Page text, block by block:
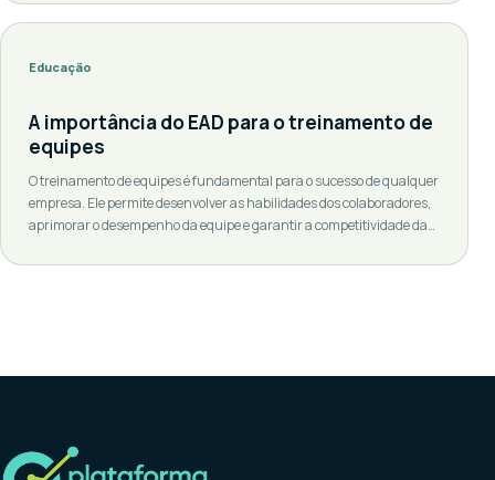
Educação
A importância do EAD para o treinamento de
equipes
O treinamento de equipes é fundamental para o sucesso de qualquer
empresa. Ele permite desenvolver as habilidades dos colaboradores,
aprimorar o desempenho da equipe e garantir a competitividade da
a Distância) tem se tornado uma alternativa cada vez mais popular